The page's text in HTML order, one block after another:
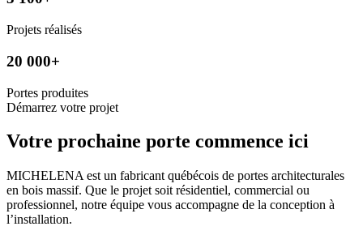
Projets réalisés
20 000+
Portes produites
Démarrez votre projet
Votre prochaine porte commence ici
MICHELENA est un fabricant québécois de portes architecturales
en bois massif. Que le projet soit résidentiel, commercial ou
professionnel, notre équipe vous accompagne de la conception à
l’installation.